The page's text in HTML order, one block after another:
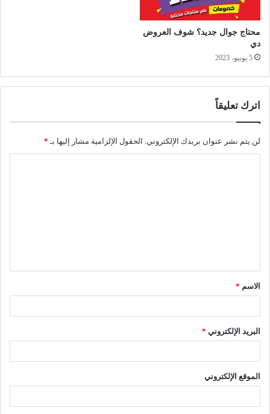
محتاج جوال جديد؟ شوف العروض
دي
5 يونيو، 2023
اترك تعليقاً
لن يتم نشر عنوان بريدك الإلكتروني. الحقول الإلزامية مشار إليها بـ *
ق
*الاسم *
البريد الإلكتروني *
الموقع الإلكتروني